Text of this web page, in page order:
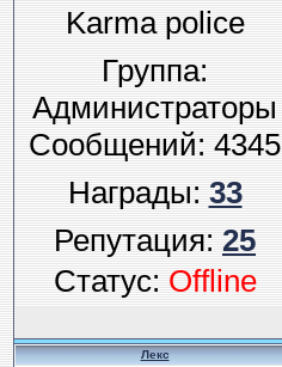
Karma police
Группа:
Администраторы
Сообщений:4345
Награды:33
Репутация:25
Статус:Offline
Лекс